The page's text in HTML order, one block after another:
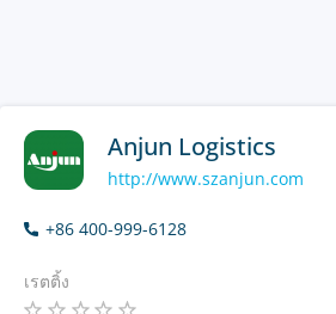
Anjun Logistics
http://www.szanjun.com
+86 400-999-6128
เรตติ้ง